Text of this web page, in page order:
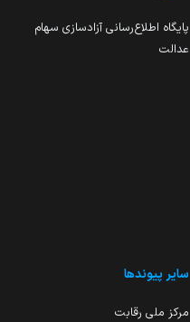
پایگاه اطلاع‌رسانی آزادسازی سهام
عدالت
سایر پیوندها
مرکز ملی رقابت